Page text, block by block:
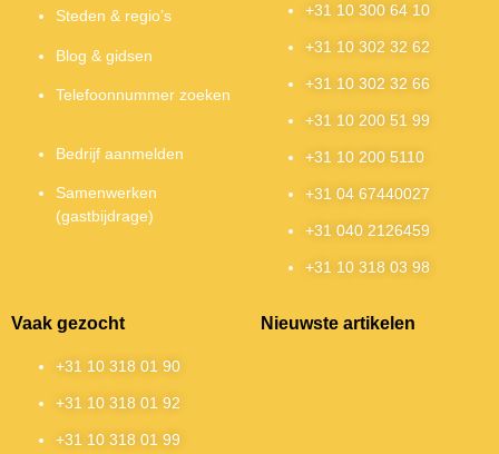
Steden & regio’s
Blog & gidsen
Telefoonnummer zoeken
Bedrijf aanmelden
Samenwerken
(gastbijdrage)
+31 10 300 64 10
+31 10 302 32 62
+31 10 302 32 66
+31 10 200 51 99
+31 10 200 5110
+31 04 67440027
+31 040 2126459
+31 10 318 03 98
Vaak gezocht
+31 10 318 01 90
+31 10 318 01 92
+31 10 318 01 99
Nieuwste artikelen